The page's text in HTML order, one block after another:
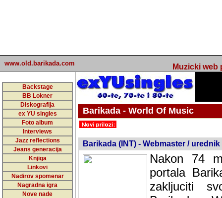
www.old.barikada.com Muzicki web
Backstage
BB Lokner
Diskografija
ex YU singles
Foto album
Interviews
Jazz reflections
Jeans generacija
Knjiga
Linkovi
Nadirov spomenar
Nagradna igra
Nove nade
Barikada - World Of Music
Barikada (INT) - Webmaster / urednik
Nakon 74
portala
zakljuciti